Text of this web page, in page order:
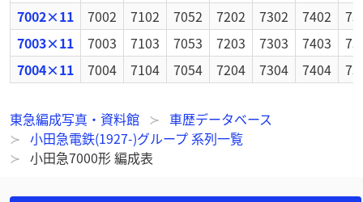
7002×11
7002 7102 7052 7202 7302 7402
7003×11
7003 7103 7053 7203 7303 7403
7004×11
7004 7104 7054 7204 7304 7404
東急編成写真・資料館
車歴データベース
小田急電鉄(1927-)グループ 系列一覧
小田急7000形 編成表